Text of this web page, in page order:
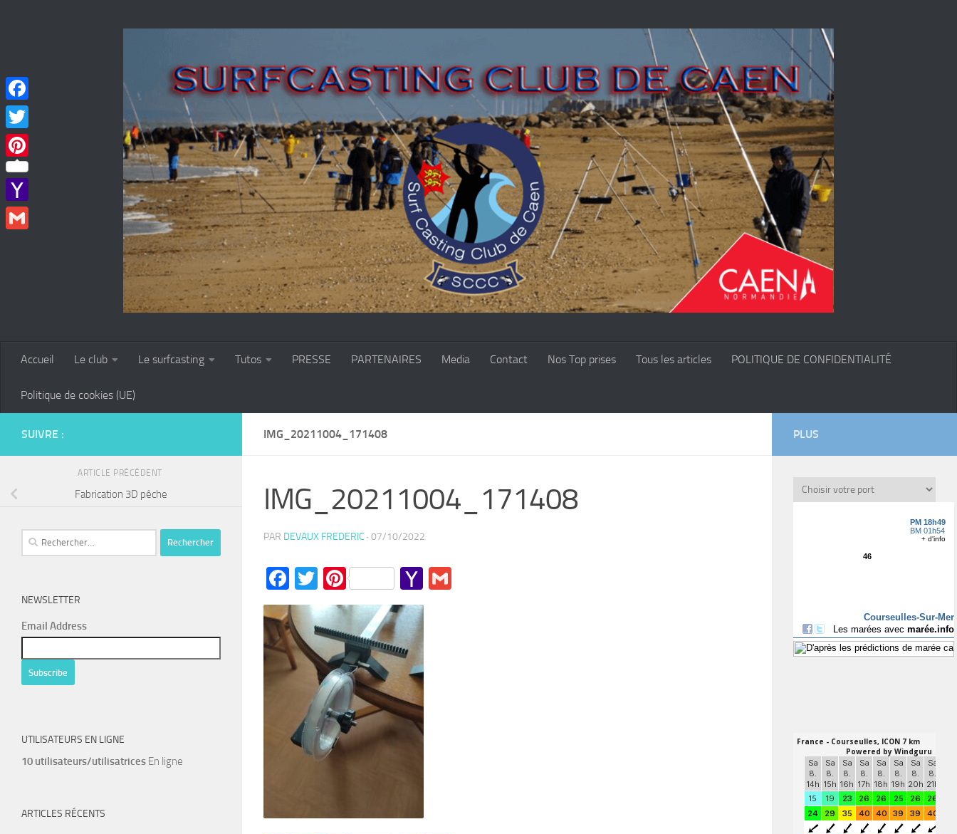
Accueil Le club Le surfcasting Tutos PRESSE PARTENAIRES Media Contact Nos Top prises Tous les articles POLITIQUE DE CONFIDENTIALITÉ
Politique de cookies (UE)
IMG_20211004_171408
IMG_20211004_171408
PAR DEVAUX FREDERIC · 07/10/2022
Facebook
TwitterPinterestYahoo
Mail
SUIVRE :
ARTICLE PRÉCÉDENT
Fabrication 3D pêche
Rechercher :
NEWSLETTER
Email Address
UTILISATEURS EN LIGNE
10 utilisateurs/utilisatrices En ligne
ARTICLES RÉCENTS
PLUS
Facebook
Twitter
Pinterest
Yahoo